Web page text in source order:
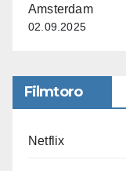
Amsterdam
02.09.2025
Filmtoro
Netflix